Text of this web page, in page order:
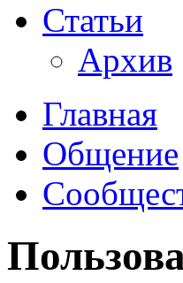
Статьи
Архив
Главная
Общение